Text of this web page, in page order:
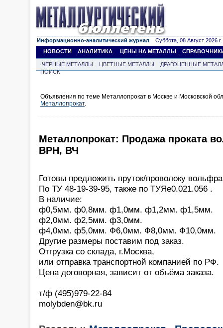
Информационно-аналитический журнал Суббота, 08 Август 2026 г.
НОВОСТИ
АНАЛИТИКА ЦЕНЫ НА МЕТАЛЛЫ
ЧЕРНЫЕ МЕТАЛЛЫ ЦВЕТНЫЕ МЕТАЛЛЫ
ДРАГОЦЕННЫЕ
ПОИСК
Объявления по теме Металлопрокат в Москве и Московской
Металлопрокат.
Металлопрокат: Продажа проката
ВРН, ВЧ
Готовы предложить пруток/проволоку
По ТУ 48-19-39-95, также по ТУЯе0.021.056 .
В наличие:
ф0,5мм. ф0,8мм. ф1,0мм. ф1,2мм. ф1,5мм.
ф2,0мм. ф2,5мм. ф3,0мм.
ф4,0мм. ф5,0мм. Ф6,0мм. Ф8,0мм. Ф10,0мм.
Другие размеры поставим под заказ.
Отгрузка со склада, г.Москва,
или отправка транспортной компанией по РФ.
Цена договорная, зависит от объёма заказа.
т/ф (495)979-22-84
molybden@bk.ru